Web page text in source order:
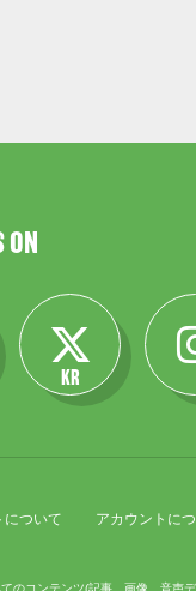
ON
KR
について アカウントに
のコンテンツ(記事、画像、音声